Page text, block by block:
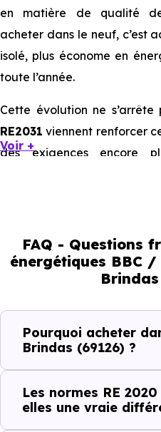
en matière de qualité de
acheter dans le neuf, c’est
isolé, plus économe en
toute l’année.
Cette évolution ne s’arrête
RE2031 viennent renforcer
des exigences encore
En résumé :
l’immobilier neuf
Voir +
FAQ - Questions
énergétiques BBC
Pourquoi acheter
Brindas (69126) ?
Les normes RE
elles une vraie